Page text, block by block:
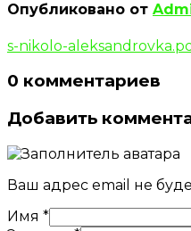
Опубликовано от
s-nikolo-
0 комментариев
Добавить
Ваш адрес email не
Имя *